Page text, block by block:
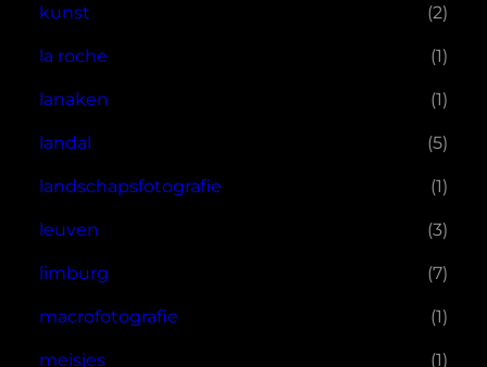
kunst (2)
la roche (1)
lanaken (1)
landal (5)
landschapsfotografie (1)
leuven (3)
limburg (7)
macrofotografie (1)
meisjes (1)